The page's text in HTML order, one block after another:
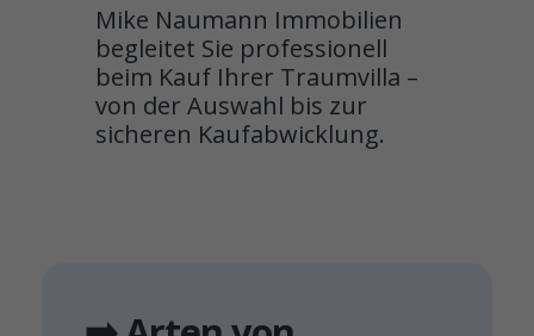
Mike Naumann Immobilien
begleitet Sie professionell
beim Kauf Ihrer Traumvilla –
von der Auswahl bis zur
sicheren Kaufabwicklung.